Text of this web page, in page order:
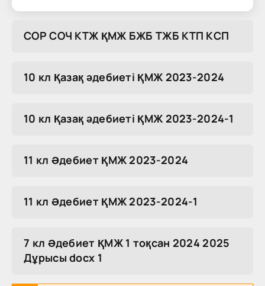
COP COЧ KTЖ ҚMЖ БЖБ TЖБ KTП KCП
10 кл Қазақ әдебиеті ҚМЖ 2023-2024
10 кл Қазақ әдебиеті ҚМЖ 2023-2024-1
11 кл Әдебиет ҚМЖ 2023-2024
11 кл Әдебиет ҚМЖ 2023-2024-1
7 кл Әдебиет ҚМЖ 1 тоқсан 2024 2025
Дұрысы docx 1